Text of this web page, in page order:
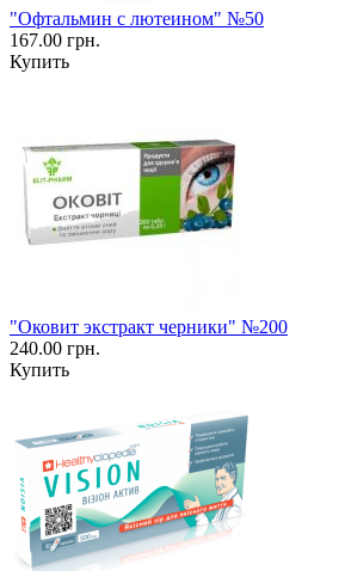
"Офтальмин с лютеином" №50
167.00 грн.
Купить
"Оковит экстракт черники" №200
240.00 грн.
Купить